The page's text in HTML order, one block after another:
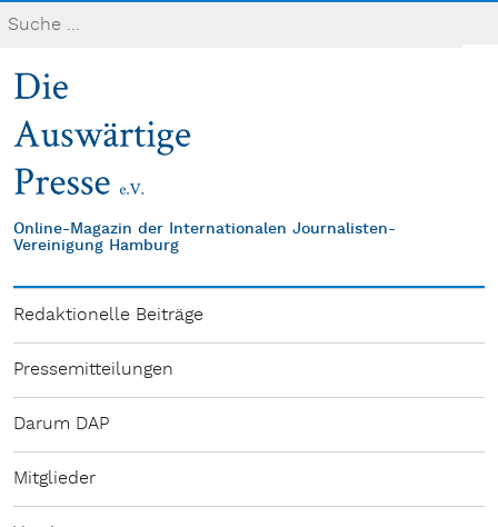
Online-Magazin der Internationalen Journalisten-
Vereinigung Hamburg
Redaktionelle Beiträge
Pressemitteilungen
Darum DAP
Mitglieder